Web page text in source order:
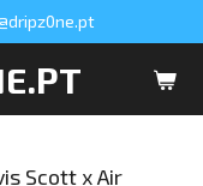
Scott x Air